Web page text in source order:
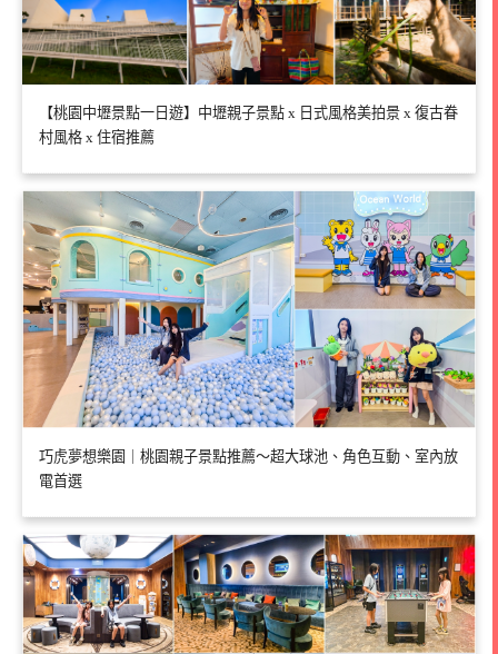
【桃園中壢景點一日遊】中壢親子景點 x 日式風格美拍景 x 復古眷
村風格 x 住宿推薦
巧虎夢想樂園｜桃園親子景點推薦～超大球池、角色互動、室內放
電首選